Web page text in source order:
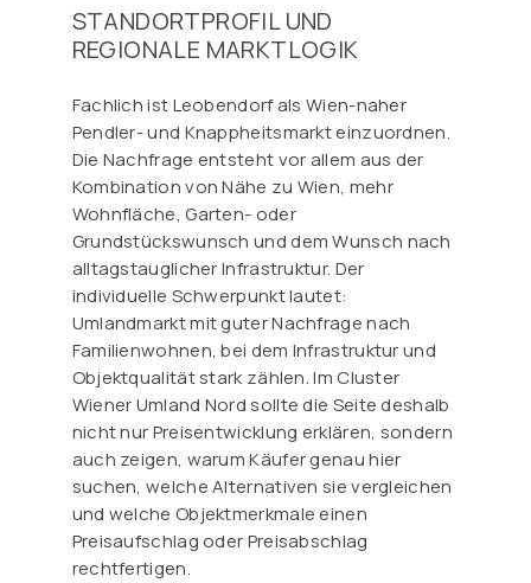
STANDORTPROFIL UND
REGIONALE MARKTLOGIK
Fachlich ist Leobendorf als Wien-naher
Pendler- und Knappheitsmarkt einzuordnen.
Die Nachfrage entsteht vor allem aus der
Kombination von Nähe zu Wien, mehr
Wohnfläche, Garten- oder
Grundstückswunsch und dem Wunsch nach
alltagstauglicher Infrastruktur. Der
individuelle Schwerpunkt lautet:
Umlandmarkt mit guter Nachfrage nach
Familienwohnen, bei dem Infrastruktur und
Objektqualität stark zählen. Im Cluster
Wiener Umland Nord sollte die Seite deshalb
nicht nur Preisentwicklung erklären, sondern
auch zeigen, warum Käufer genau hier
suchen, welche Alternativen sie vergleichen
und welche Objektmerkmale einen
Preisaufschlag oder Preisabschlag
rechtfertigen.